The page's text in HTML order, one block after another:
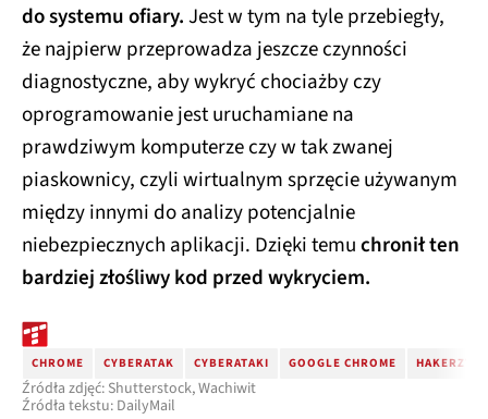
do systemu ofiary.Jest w tym na tyle przebiegły,
że najpierw przeprowadza jeszcze czynności
diagnostyczne, aby wykryć chociażby czy
oprogramowanie jest uruchamiane na
prawdziwym komputerze czy w tak zwanej
piaskownicy, czyli wirtualnym sprzęcie używanym
między innymi do analizy potencjalnie
niebezpiecznych aplikacji. Dzięki temuchronił ten
bardziej złośliwy kod przed wykryciem.
CHROME CYBERATAK CYBERATAKI GOOGLE CHROME HAKERZY
Źródła zdjęć: Shutterstock, Wachiwit
Źródła tekstu: DailyMail